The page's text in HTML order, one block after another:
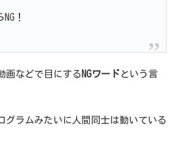
！
画などで目にする NGワード という言
グラムみたいに人間同士は動いている